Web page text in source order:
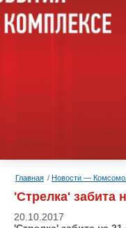
Главная Новости —
'Стрелка' забита
20.10.2017